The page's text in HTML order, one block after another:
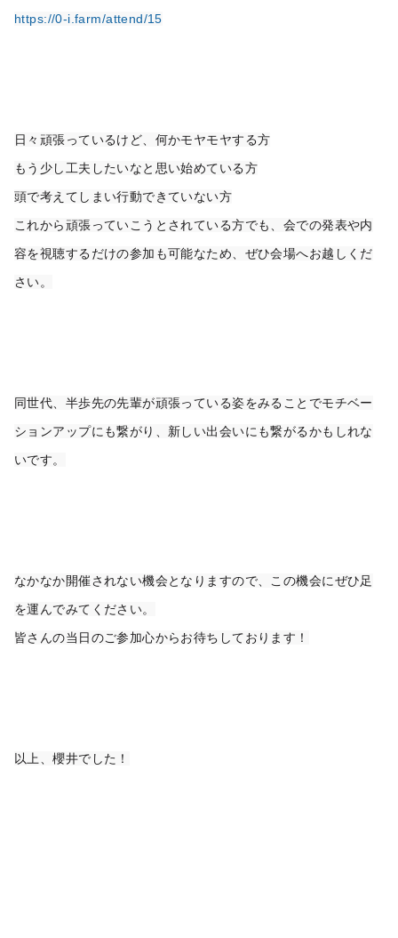
https://0-i.farm/attend/15
日々頑張っているけど、何かモヤモヤする方
もう少し工夫したいなと思い始めている方
頭で考えてしまい行動できていない方
これから頑張っていこうとされている方でも、会での発表や内
容を視聴するだけの参加も可能なため、ぜひ会場へお越しくだ
さい。
同世代、半歩先の先輩が頑張っている姿をみることでモチベー
ションアップにも繋がり、新しい出会いにも繋がるかもしれな
いです。
なかなか開催されない機会となりますので、この機会にぜひ足
を運んでみてください。
皆さんの当日のご参加心からお待ちしております！
以上、櫻井でした！